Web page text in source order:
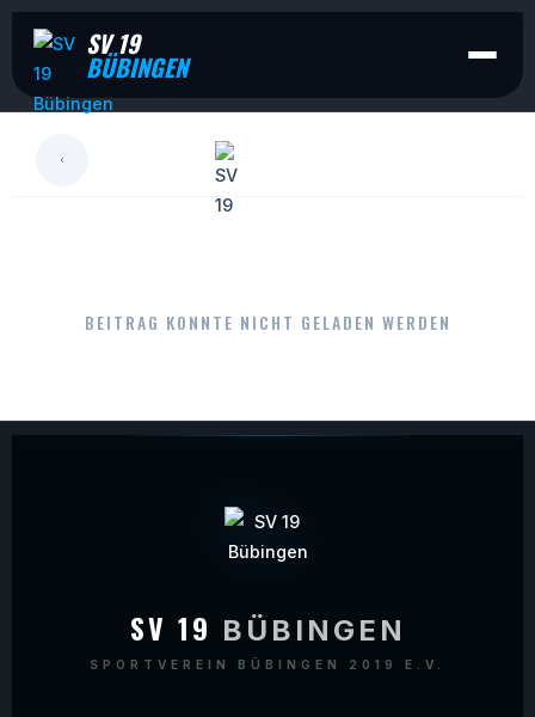
SV 19
BÜBINGEN
BEITRAG KONNTE NICHT GELADEN WERDEN
SV 19 BÜBINGEN
SPORTVEREIN BÜBINGEN 2019 E.V.